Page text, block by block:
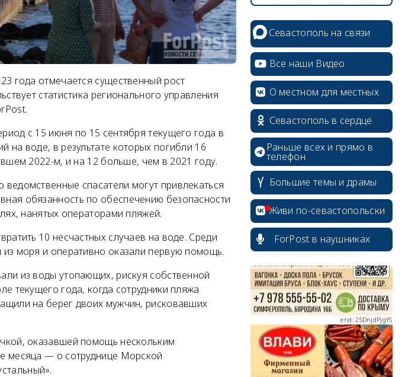
года отмечается существенный рост
статистика регионального управления
с 15 июня по 15 сентября текущего года в
на воде, в результате которых погибли 16
2022-м, и на 12 больше, чем в 2021 году.
спасатели могут привлекаться
обязанность по обеспечению безопасности
нанятых операторами пляжей.
10 несчастных случаев на воде. Среди
моря и оперативно оказали первую помощь.
из воды утопающих, рискуя собственной
текущего года, когда сотрудники пляжа
на берег двоих мужчин, рисковавших
оказавшей помощь нескольким
месяца — о сотруднице Морской
Севастополь на связи
Все наши Видео
О местном для местных
Севастополь в сердце
Раньше всех и прямо в
телефон
Большие темы и драмы
Живи по-севастопольски
ForPost в наушниках
erid: 2SDnjcrDNw6
erid: 2SDnjdPjgYS
erid: 2SDnjdvhGXG